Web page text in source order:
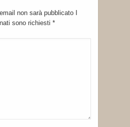
non sarà pubblicato I
sono richiesti *